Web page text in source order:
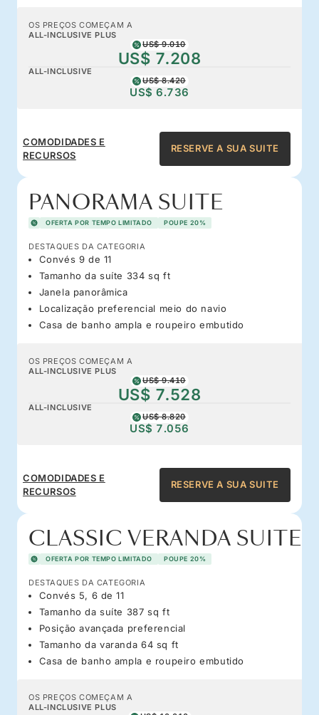
OS PREÇOS COMEÇAM A
ALL-INCLUSIVE PLUS
US$ 9.010
US$ 7.208
ALL-INCLUSIVE
US$ 8.420
US$ 6.736
COMODIDADES E
RECURSOS
RESERVE A SUA SUITE
PANORAMA SUITE
OFERTA POR TEMPO LIMITADO POUPE 20%
DESTAQUES DA CATEGORIA
Convés 9 de 11
Tamanho da suíte 334 sq ft
Janela panorâmica
Localização preferencial meio do navio
Casa de banho ampla e roupeiro embutido
OS PREÇOS COMEÇAM A
ALL-INCLUSIVE PLUS
US$ 9.410
US$ 7.528
ALL-INCLUSIVE
US$ 8.820
US$ 7.056
COMODIDADES E
RECURSOS
RESERVE A SUA SUITE
CLASSIC VERANDA SUITE
OFERTA POR TEMPO LIMITADO POUPE 20%
DESTAQUES DA CATEGORIA
Convés 5, 6 de 11
Tamanho da suíte 387 sq ft
Posição avançada preferencial
Tamanho da varanda 64 sq ft
Casa de banho ampla e roupeiro embutido
OS PREÇOS COMEÇAM A
ALL-INCLUSIVE PLUS